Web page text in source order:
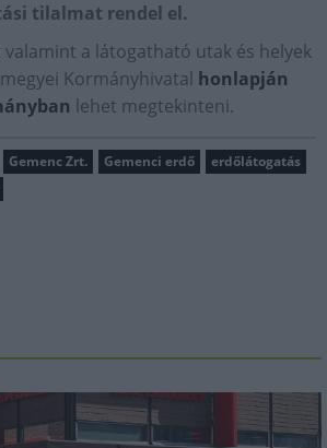
tilalmat rendel el.
valamint a látogatható utak és helyek
Kormányhivatal honlapján
lehet megtekinteni.
Gemenc Zrt. Gemenci erdő
erdőlátogatás